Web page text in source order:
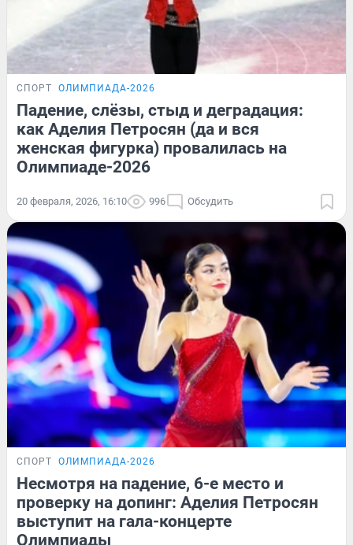
СПОРТ ОЛИМПИАДА-2026
Падение, слёзы, стыд и деградация:
как Аделия Петросян (да и вся
женская фигурка) провалилась на
Олимпиаде-2026
20 февраля, 2026, 16:10 996 Обсудить
СПОРТ ОЛИМПИАДА-2026
Несмотря на падение, 6-е место и
проверку на допинг: Аделия Петросян
выступит на гала-концерте
Олимпиады